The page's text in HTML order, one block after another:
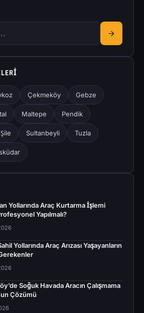
Çekmeköy Gebze
Maltepe Pendik
Şile Sultanbeyli Tuzla
Yollarında Araç Kurtarma İşlemi
Yapılmalı?
Yollarında Araç Arızası Yaşayanların
Soğuk Havada Aracın Çalışmama
Çözümü